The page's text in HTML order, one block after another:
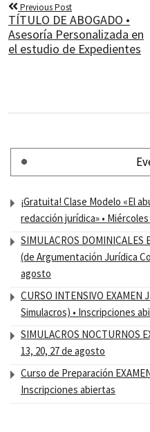
Previous Post
TÍTULO DE ABOGADO •
Asesoría Personalizada en
el estudio de Expedientes
¡Gratuita! Clase Modelo «El
redacción jurídica» •
SIMULACROS DOMINICALES
(de Argumentación Jurídica
agosto
CURSO INTENSIVO EXAMEN
Simulacros) • Inscripciones
SIMULACROS NOCTURNOS
13, 20, 27 de agosto
Curso de Preparación
Inscripciones abiertas